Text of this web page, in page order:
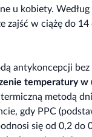
u kobiety.
zajść w ciążę do 14
antykoncepcji
temperatury w
metodą
gdy PPC
się od 0,2 do